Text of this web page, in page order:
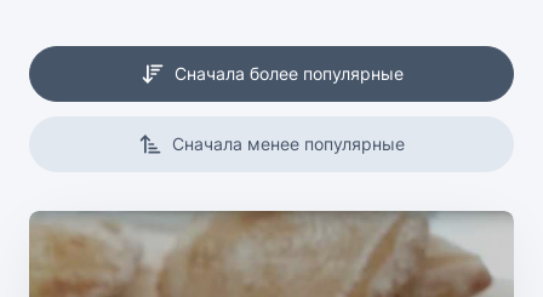
Сначала более популярные
Сначала менее популярные